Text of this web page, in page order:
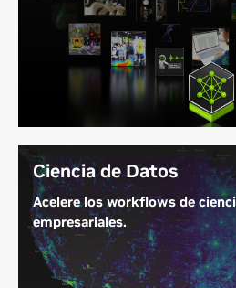
DGX Station para Windows
local para grandes modelos de
generación rápida de tokens,
agéntica en Windows.
Ciencia de Datos
Acelere los workflows de
empresariales.
Gestione lagos de datos
de memoria coherente para